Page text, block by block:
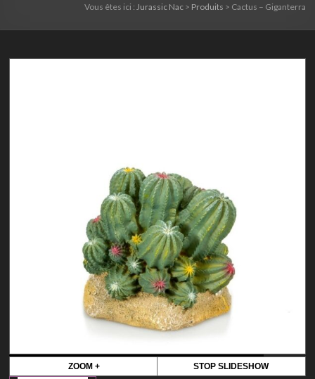
Vous êtes ici : Jurassic Nac> Produits > Cactus – Giganterra
ZOOM + STOP SLIDESHOW